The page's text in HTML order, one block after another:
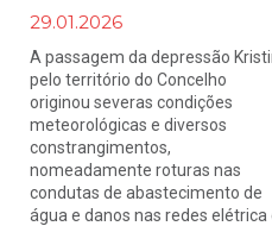
29.01.2026
A passagem da depressão
pelo território do Concelho
originou severas condições
meteorológicas e diversos
constrangimentos,
nomeadamente roturas nas
condutas de abastecimento de
água e danos nas redes elétrica